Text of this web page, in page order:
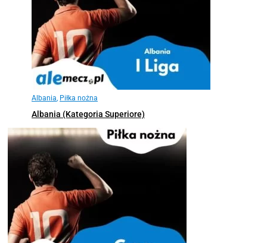
Albania Piłka nożna
Albania (Kategoria Superiore)